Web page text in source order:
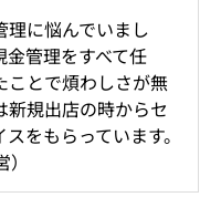
理に悩んでいまし
管理をすべて任
ことで煩わしさが無
新規出店の時からセ
をもらっています。